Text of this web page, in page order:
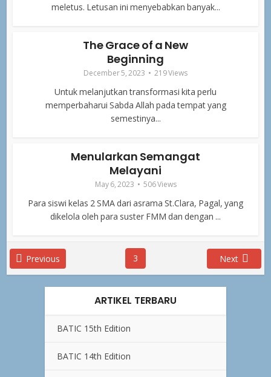
meletus. Letusan ini menyebabkan banyak...
The Grace of a New
Beginning
December 5, 2023 219 Views
Untuk melanjutkan transformasi kita perlu
memperbaharui Sabda Allah pada tempat yang
semestinya...
Menularkan Semangat
Melayani
May 6, 2023 506 Views
Para siswi kelas 2 SMA dari asrama St.Clara, Pagal, yang
dikelola oleh para suster FMM dan dengan ...
Previous 3 Next
ARTIKEL TERBARU
BATIC 15th Edition
BATIC 14th Edition